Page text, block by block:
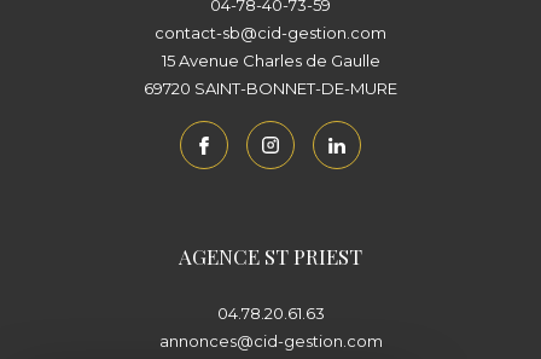
04-78-40-73-59
contact-sb@cid-gestion.com
15 Avenue Charles de Gaulle
69720
SAINT-BONNET-DE-MURE
AGENCE ST PRIEST
04.78.20.61.63
annonces@cid-gestion.com